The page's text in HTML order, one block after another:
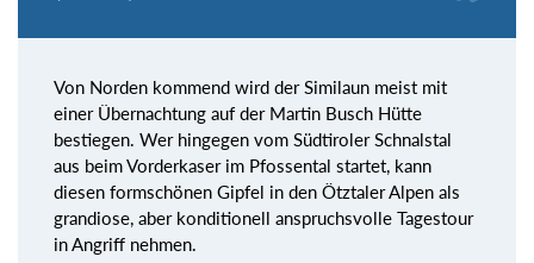
Von Norden kommend wird der Similaun meist mit
einer Übernachtung auf der Martin Busch Hütte
bestiegen. Wer hingegen vom Südtiroler Schnalstal
aus beim Vorderkaser im Pfossental startet, kann
diesen formschönen Gipfel in den Ötztaler Alpen als
grandiose, aber konditionell anspruchsvolle Tagestour
in Angriff nehmen.